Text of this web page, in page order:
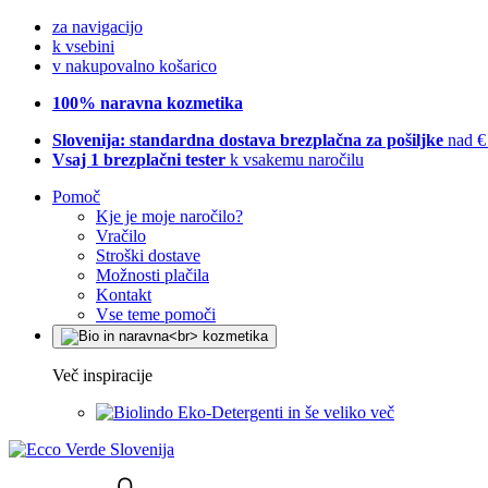
za navigacijo
k vsebini
v nakupovalno košarico
100% naravna kozmetika
Slovenija: standardna dostava brezplačna za pošiljke nad
Vsaj 1 brezplačni tester k vsakemu naročilu
Pomoč
Kje je moje naročilo?
Vračilo
Stroški dostave
Možnosti plačila
Kontakt
Vse teme pomoči
Več inspiracije
Eko-Detergenti in še veliko več